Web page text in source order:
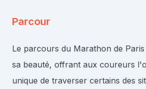
Parcour
Le parcours du Marathon de
sa beauté, offrant aux coureurs
unique de traverser certains des